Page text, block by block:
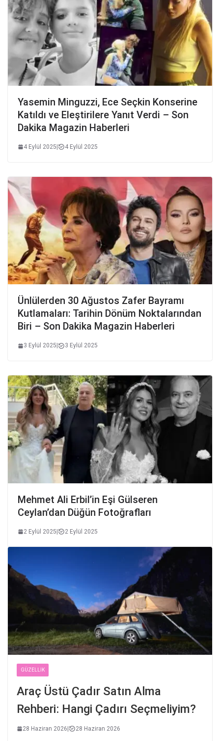
Yasemin Minguzzi, Ece Seçkin Konserine
Katıldı ve Eleştirilere Yanıt Verdi – Son
Dakika Magazin Haberleri
4 Eylül 2025| 4 Eylül 2025
Ünlülerden 30 Ağustos Zafer Bayramı
Kutlamaları: Tarihin Dönüm Noktalarından
Biri – Son Dakika Magazin Haberleri
3 Eylül 2025 3 Eylül 2025
Mehmet Ali Erbil’in Eşi Gülseren
Ceylan’dan Düğün Fotoğrafları
2 Eylül 2025 2 Eylül 2025
GÜZELLIK
Araç Üstü Çadır Satın Alma
Rehberi: Hangi Çadırı Seçmeliyim?
28 Haziran 2026| 28 Haziran 2026